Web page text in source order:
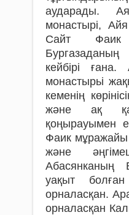
аударады.
монастырі,
Сайт
Бургазаданың
кейбірі
монастырьі
кеменің
және ақ
қоңырауымен
Фаик мұражайы
және
Абасянканың
уақыт
орналасқан.
орналасқан